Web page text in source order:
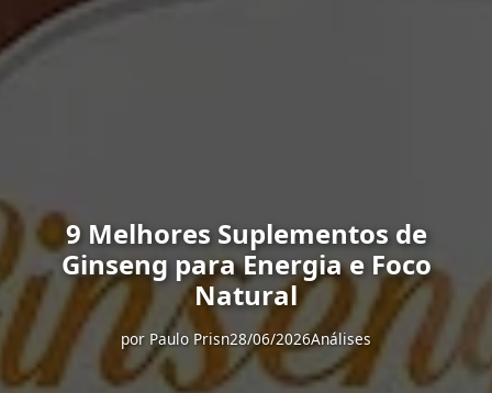
9 Melhores Suplementos de
Ginseng para Energia e Foco
Natural
por Paulo Prisn28/06/2026Análises